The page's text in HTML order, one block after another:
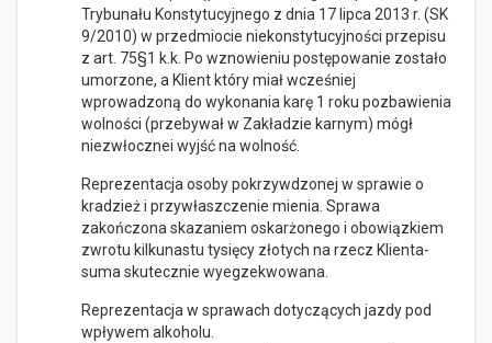
Trybunału Konstytucyjnego z dnia 17 lipca 2013 r. (SK
9/2010) w przedmiocie niekonstytucyjności przepisu
z art. 75§1 k.k. Po wznowieniu postępowanie zostało
umorzone, a Klient który miał wcześniej
wprowadzoną do wykonania karę 1 roku pozbawienia
wolności (przebywał w Zakładzie karnym) mógł
niezwłocznei wyjść na wolność.
Reprezentacja osoby pokrzywdzonej w sprawie o
kradzież i przywłaszczenie mienia. Sprawa
zakończona skazaniem oskarżonego i obowiązkiem
zwrotu kilkunastu tysięcy złotych na rzecz Klienta-
suma skutecznie wyegzekwowana.
Reprezentacja w sprawach dotyczących jazdy pod
wpływem alkoholu.